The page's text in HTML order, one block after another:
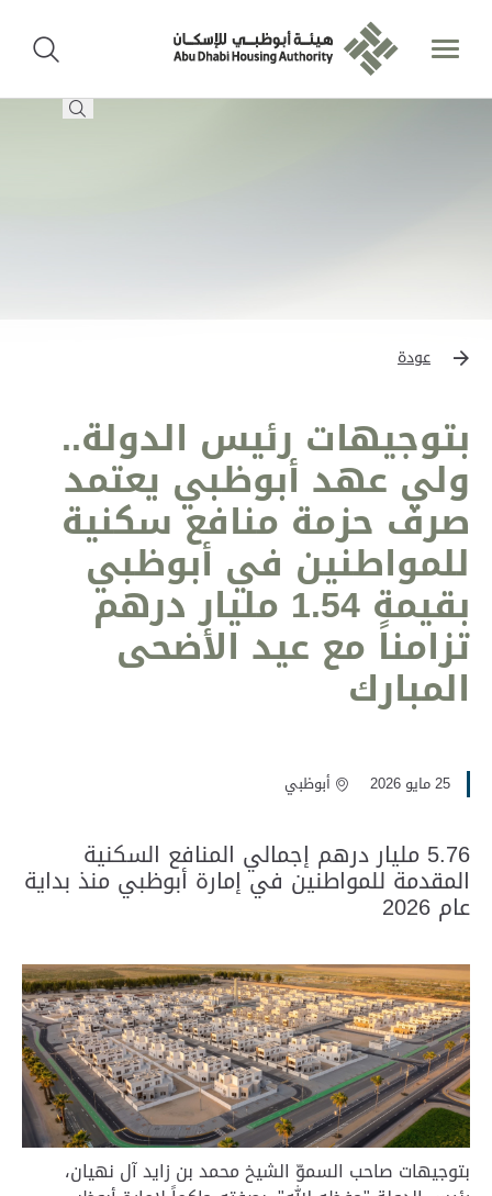
عودة
بتوجيهات رئيس الدولة..
ولي عهد أبوظبي يعتمد
صرف حزمة منافع سكنية
للمواطنين في أبوظبي
بقيمة 1.54 مليار درهم
تزامناً مع عيد الأضحى
المبارك
25 مايو 2026 أبوظبي
5.76 مليار درهم إجمالي المنافع السكنية
المقدمة للمواطنين في إمارة أبوظبي منذ بداية
عام 2026
بتوجيهات صاحب السموّ الشيخ محمد بن زايد آل نهيان،